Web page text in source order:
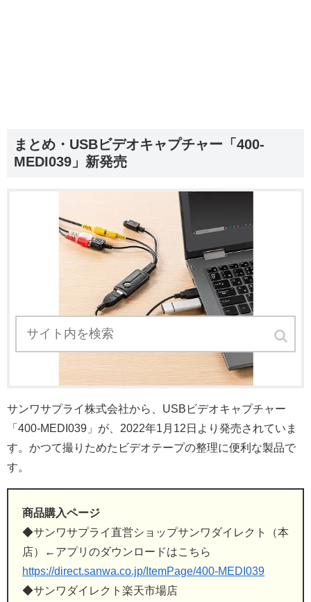
まとめ・USBビデオキャプチャー「400-
MEDI039」新発売
サンワサプライ株式会社から、USBビデオキャプチャー
「400-MEDI039」が、2022年1月12日より発売されていま
す。かつて撮りためたビデオテープの整理に便利な製品で
す。
商品購入ページ
◆サンワサプライ直営ショップサンワダイレクト（本
店）←アプリのダウンロードはこちら
https://direct.sanwa.co.jp/ItemPage/400-MEDI039
◆サンワダイレクト楽天市場店